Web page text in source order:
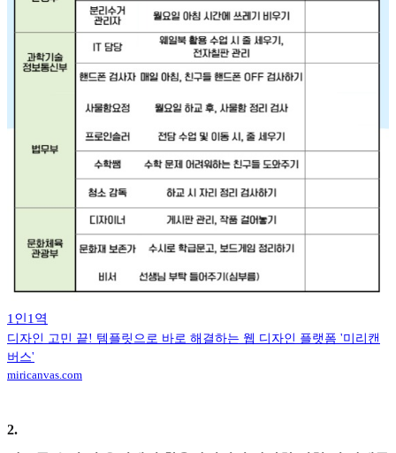
1인1역
디자인 고민 끝! 템플릿으로 바로 해결하는 웹 디자인 플랫폼 '미리캔
버스'
miricanvas.com
2.